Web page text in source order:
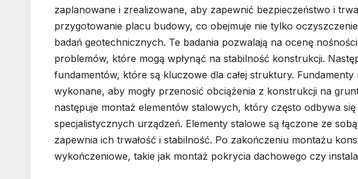
zaplanowane i zrealizowane, aby zapewnić bezpieczeństwo i
przygotowanie placu budowy, co obejmuje nie tylko
badań geotechnicznych. Te badania pozwalają na ocenę
problemów, które mogą wpłynąć na stabilność konstrukcji.
fundamentów, które są kluczowe dla całej struktury.
wykonane, aby mogły przenosić obciążenia z konstrukcji na
następuje montaż elementów stalowych, który często odbywa
specjalistycznych urządzeń. Elementy stalowe są łączone ze
zapewnia ich trwałość i stabilność. Po zakończeniu montażu
wykończeniowe, takie jak montaż pokrycia dachowego czy